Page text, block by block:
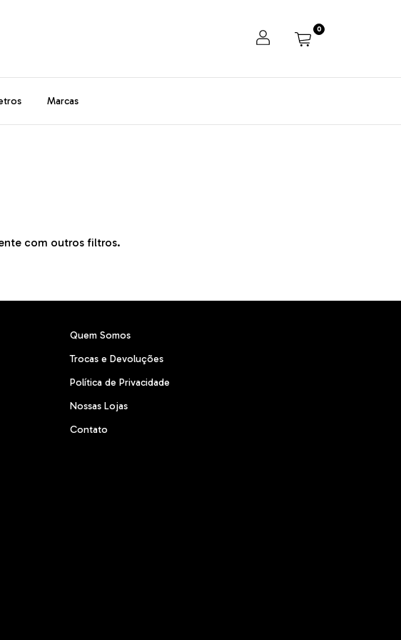
0
Marcas
com outros filtros.
Quem Somos
Trocas e Devoluções
Política de Privacidade
Nossas Lojas
Contato